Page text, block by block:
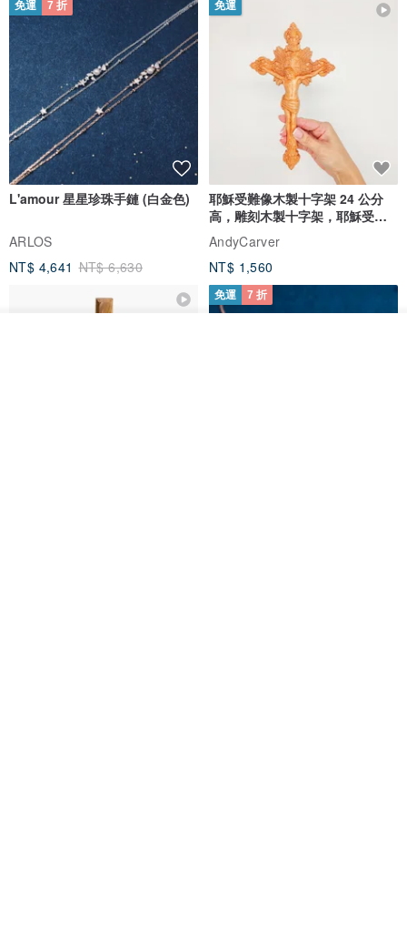
免運 7 折
L'amour 星星珍珠手鏈 (白金色)
ARLOS
NT$ 4,641 NT$ 6,630
免運
耶穌受難像木製十字架 24 公分
高，雕刻木製十字架，耶穌受難
像天主教十字架
AndyCarver
NT$ 1,560
免運 7 折